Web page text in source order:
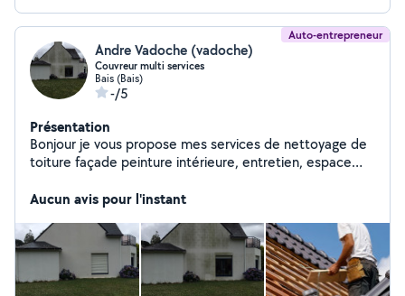
Auto-entrepreneur
Andre Vadoche (vadoche)
Couvreur multi services
Bais (Bais)
-/5
Présentation
Bonjour je vous propose mes services de nettoyage de
toiture façade peinture intérieure, entretien, espace
Aucun avis pour l'instant